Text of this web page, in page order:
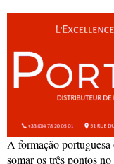
A formação
somar os três pontos